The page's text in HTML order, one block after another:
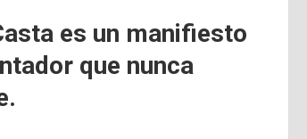
es un manifiesto
que nunca